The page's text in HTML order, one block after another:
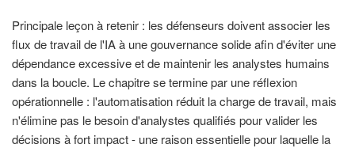
Principale leçon à retenir : les défenseurs doivent associer les
flux de travail de l'IA à une gouvernance solide afin d'éviter une
dépendance excessive et de maintenir les analystes humains
dans la boucle. Le chapitre se termine par une réflexion
opérationnelle : l'automatisation réduit la charge de travail, mais
n'élimine pas le besoin d'analystes qualifiés pour valider les
décisions à fort impact - une raison essentielle pour laquelle la